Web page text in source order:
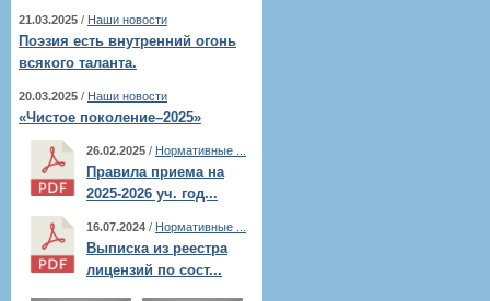
21.03.2025 / Наши новости
Поэзия есть внутренний огонь
всякого таланта.
20.03.2025 / Наши новости
«Чистое поколение–2025»
26.02.2025 / Нормативные ...
Правила приема на
2025-2026 уч. год...
16.07.2024 / Нормативные ...
Выписка из реестра
лицензий по сост...